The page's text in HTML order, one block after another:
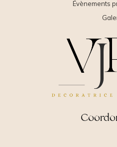
Évènements